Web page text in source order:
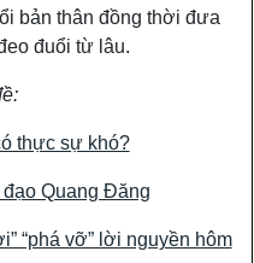
bản thân đồng thời đưa
đuổi từ lâu.
thực sự khó?
đạo Quang Đăng
“phá vỡ” lời nguyền hôm